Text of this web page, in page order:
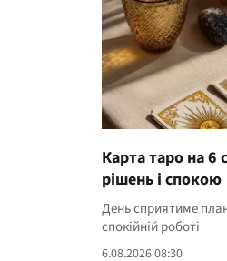
Карта таро на 6
рішень і спокою
День сприятиме
спокійній роботі
6.08.2026 08:30